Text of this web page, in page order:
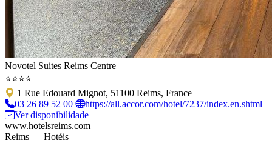
Novotel Suites Reims Centre
⭐⭐⭐⭐
1 Rue Edouard Mignot, 51100 Reims, France
03 26 89 52 00
https://all.accor.com/hotel/7237/index.en.shtml
Ver disponibilidade
www.hotelsreims.com
Reims — Hotéis